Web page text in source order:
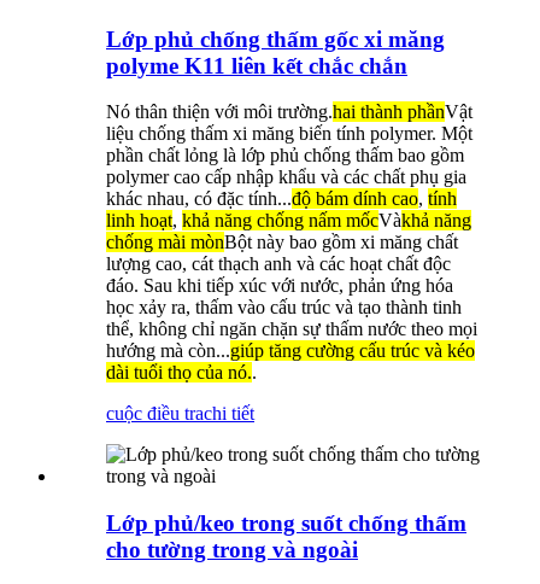
Lớp phủ chống thấm gốc xi măng
polyme K11 liên kết chắc chắn
Nó thân thiện với môi trường.hai thành phầnVật
liệu chống thấm xi măng biến tính polymer. Một
phần chất lỏng là lớp phủ chống thấm bao gồm
polymer cao cấp nhập khẩu và các chất phụ gia
khác nhau, có đặc tính...độ bám dính cao, tính
linh hoạt, khả năng chống nấm mốcVàkhả năng
chống mài mònBột này bao gồm xi măng chất
lượng cao, cát thạch anh và các hoạt chất độc
đáo. Sau khi tiếp xúc với nước, phản ứng hóa
học xảy ra, thấm vào cấu trúc và tạo thành tinh
thể, không chỉ ngăn chặn sự thấm nước theo mọi
hướng mà còn...giúp tăng cường cấu trúc và kéo
dài tuổi thọ của nó..
cuộc điều trachi tiết
Lớp phủ/keo trong suốt chống thấm
cho tường trong và ngoài